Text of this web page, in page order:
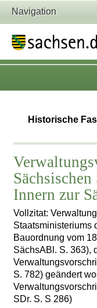
Navigation
Historische
Innern zur
Vollzitat:
Staatsministeriums
Bauordnung vom
SächsABl. S. 363),
S. 782) geändert
SDr. S. S 286)